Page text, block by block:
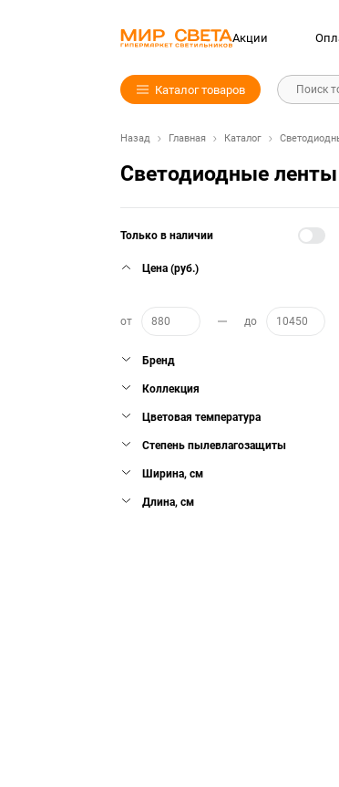
Акции
Каталог товаров Поиск
Назад Главная Каталог
Светодиодные ленты
Только в наличии
Цена (руб.)
от до
Бренд
Коллекция
Цветовая температура
Степень пылевлагозащиты
Ширина, см
Длина, см